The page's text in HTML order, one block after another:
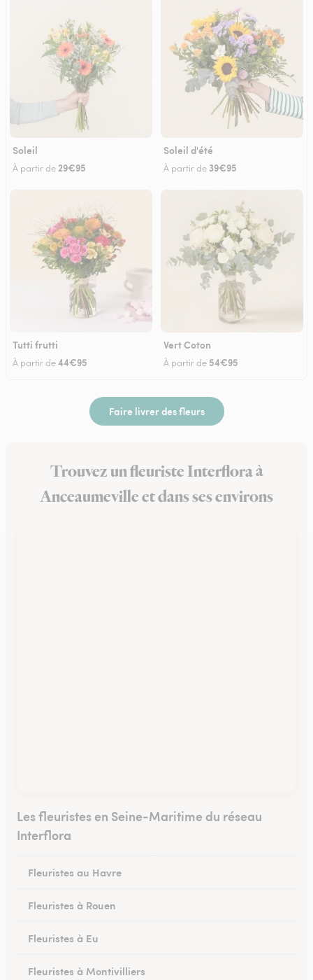
Soleil
À partir de 29€95
Soleil d'été
À partir de 39€95
Tutti frutti
À partir de44€95
Vert Coton
À partir de 54€95
Faire livrer des fleurs
Trouvez un fleuriste Interflora à
Anceaumeville et dans ses environs
Les fleuristes en Seine-Maritime du réseau
Interflora
Fleuristes au Havre
Fleuristes à Rouen
Fleuristes à Eu
Fleuristes à Montivilliers